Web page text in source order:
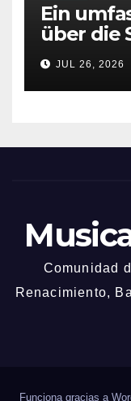
Ein
über die
JUL 26, 2026
Comunidad
Renacimiento,
Funciona gracias a